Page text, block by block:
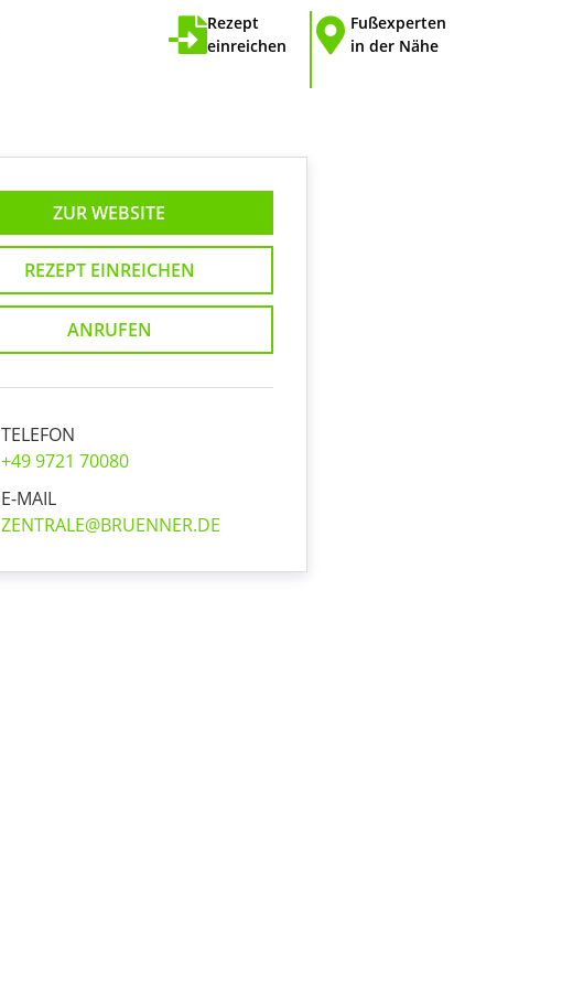
Rezept
einreichen
Fußexperten
in der Nähe
ZUR WEBSITE
REZEPT EINREICHEN
ANRUFEN
TELEFON
+49 9721 70080
E-MAIL
ZENTRALE@BRUENNER.DE